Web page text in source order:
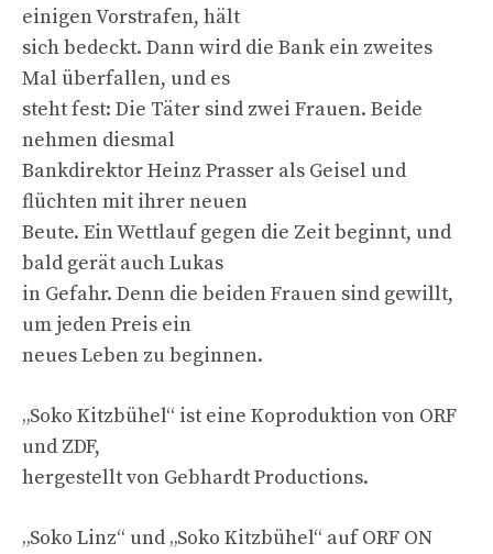
einigen Vorstrafen, hält
sich bedeckt. Dann wird die Bank ein zweites
Mal überfallen, und es
steht fest: Die Täter sind zwei Frauen. Beide
nehmen diesmal
Bankdirektor Heinz Prasser als Geisel und
flüchten mit ihrer neuen
Beute. Ein Wettlauf gegen die Zeit beginnt, und
bald gerät auch Lukas
in Gefahr. Denn die beiden Frauen sind gewillt,
um jeden Preis ein
neues Leben zu beginnen.
„Soko Kitzbühel“ ist eine Koproduktion von ORF
und ZDF,
hergestellt von Gebhardt Productions.
„Soko Linz“ und „Soko Kitzbühel“ auf ORF ON